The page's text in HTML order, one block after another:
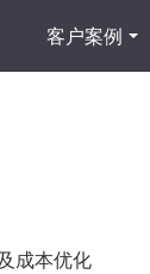
客户案例
成本优化